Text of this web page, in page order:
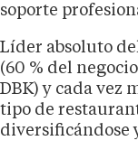
soporte
Líder absoluto
(60 % del
DBK) y cada vez
tipo de
diversificándose